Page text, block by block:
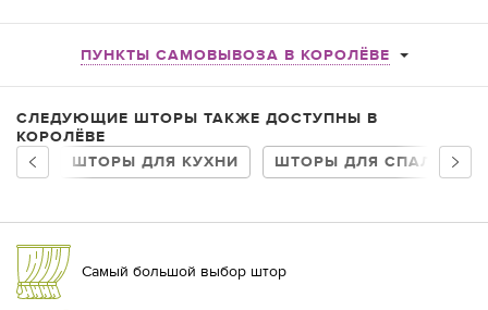
ПУНКТЫ САМОВЫВОЗА В КОРОЛЁВЕ
СЛЕДУЮЩИЕ ШТОРЫ ТАКЖЕ ДОСТУПНЫ В
КОРОЛЁВЕ
ШТОРЫ ДЛЯ КУХНИ
ШТОРЫ ДЛЯ СПАЛЬНИ
Самый большой выбор штор